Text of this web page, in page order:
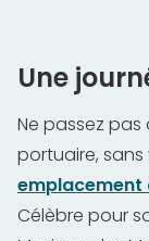
Une
Ne passez
portuaire,
emplacement
Célèbre pour